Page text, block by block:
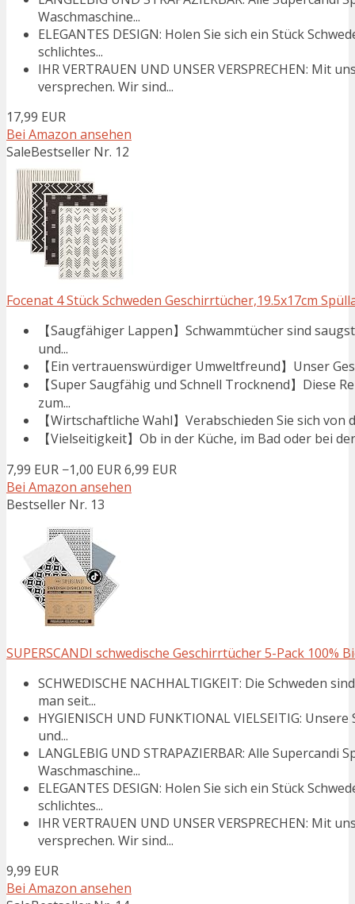
Waschmaschine...
ELEGANTES DESIGN: Holen Sie sich ein Stück
schlichtes...
IHR VERTRAUEN UND UNSER VERSPRECHEN:
versprechen. Wir sind...
17,99 EUR
Bei Amazon ansehen
SaleBestseller Nr. 12
Focenat 4 Stück Schweden Geschirrtücher,19.5x17cm
【Saugfähiger Lappen】Schwammtücher sind
und...
【Ein vertrauenswürdiger Umweltfreund】Unser
【Super Saugfähig und Schnell Trocknend】Diese
zum...
【Wirtschaftliche Wahl】Verabschieden Sie sich
【Vielseitigkeit】Ob in der Küche, im Bad oder bei
7,99 EUR −1,00 EUR6,99 EUR
Bei Amazon ansehen
Bestseller Nr. 13
SUPERSCANDI schwedische Geschirrtücher 5-Pack 100%
SCHWEDISCHE NACHHALTIGKEIT: Die Schweden
man seit...
HYGIENISCH UND FUNKTIONAL VIELSEITIG:
und...
LANGLEBIG UND STRAPAZIERBAR: Alle
Waschmaschine...
ELEGANTES DESIGN: Holen Sie sich ein Stück
schlichtes...
IHR VERTRAUEN UND UNSER VERSPRECHEN:
versprechen. Wir sind...
9,99 EUR
Bei Amazon ansehen